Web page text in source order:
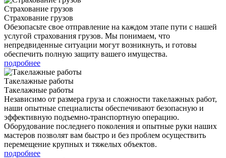
Страхование грузов
Страхование грузов
Обезопасьте свое отправление на каждом этапе пути с нашей
услугой страхования грузов. Мы понимаем, что
непредвиденные ситуации могут возникнуть, и готовы
обеспечить полную защиту вашего имущества.
подробнее
Такелажные работы
Такелажные работы
Независимо от размера груза и сложности такелажных работ,
наши опытные специалисты обеспечивают безопасную и
эффективную подъемно-транспортную операцию.
Оборудование последнего поколения и опытные руки наших
мастеров позволят вам быстро и без проблем осуществить
перемещение крупных и тяжелых объектов.
подробнее